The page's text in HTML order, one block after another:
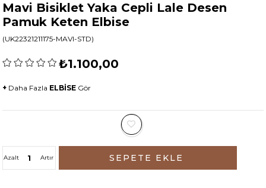
Mavi Bisiklet Yaka Cepli Lale Desen
Pamuk Keten Elbise
(UK22321211175-MAVI-STD)
₺1.100,00
+ Daha Fazla ELBİSE Gör
Artır
Azalt